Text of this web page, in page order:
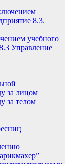
8.3.
учебного
Управление
за лицом
за телом